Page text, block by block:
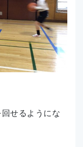
せるようにな